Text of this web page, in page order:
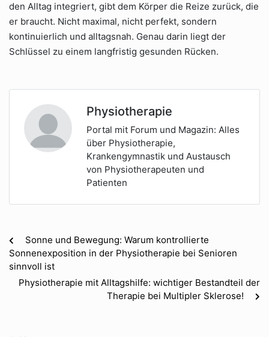
den Alltag integriert, gibt dem Körper die Reize zurück, die
er braucht. Nicht maximal, nicht perfekt, sondern
kontinuierlich und alltagsnah. Genau darin liegt der
Schlüssel zu einem langfristig gesunden Rücken.
Physiotherapie
Portal mit Forum und Magazin: Alles
über Physiotherapie,
Krankengymnastik und Austausch
von Physiotherapeuten und
Patienten
Sonne und Bewegung: Warum kontrollierte
Sonnenexposition in der Physiotherapie bei Senioren
sinnvoll ist
Physiotherapie mit Alltagshilfe: wichtiger Bestandteil der
Therapie bei Multipler Sklerose!